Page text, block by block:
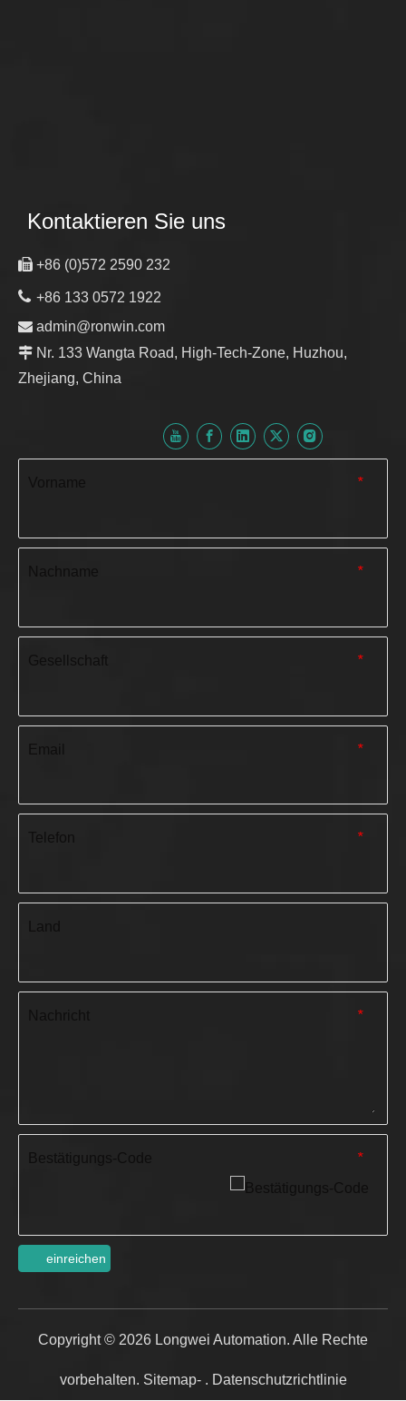
Kontaktieren Sie uns
 +86 (0)572 2590 232
 +86 133 0572 1922
 admin@ronwin.com
 Nr. 133 Wangta Road, High-Tech-Zone, Huzhou,
Zhejiang, China
*
*
*
Gesellschaft
*
*
Telefon
*
*
Bestätigungs-Code
einreichen
Copyright © 2026 Longwei Automation. Alle Rechte
vorbehalten. Sitemap- . Datenschutzrichtlinie